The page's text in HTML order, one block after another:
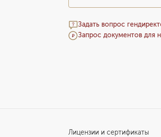
Задать вопрос
Запрос документов для
Лицензии и сертификаты